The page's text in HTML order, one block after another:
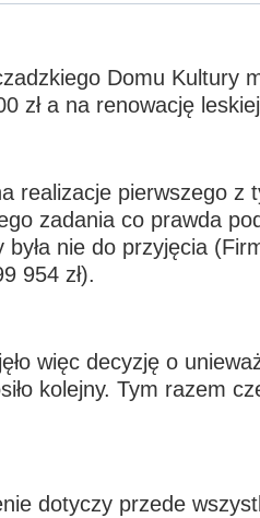
Domu Kultury
zł a na renowację
realizacje pierwszego z
zadania co prawda
nie do przyjęcia
954 zł).
więc decyzję o
kolejny. Tym razem
dotyczy przede